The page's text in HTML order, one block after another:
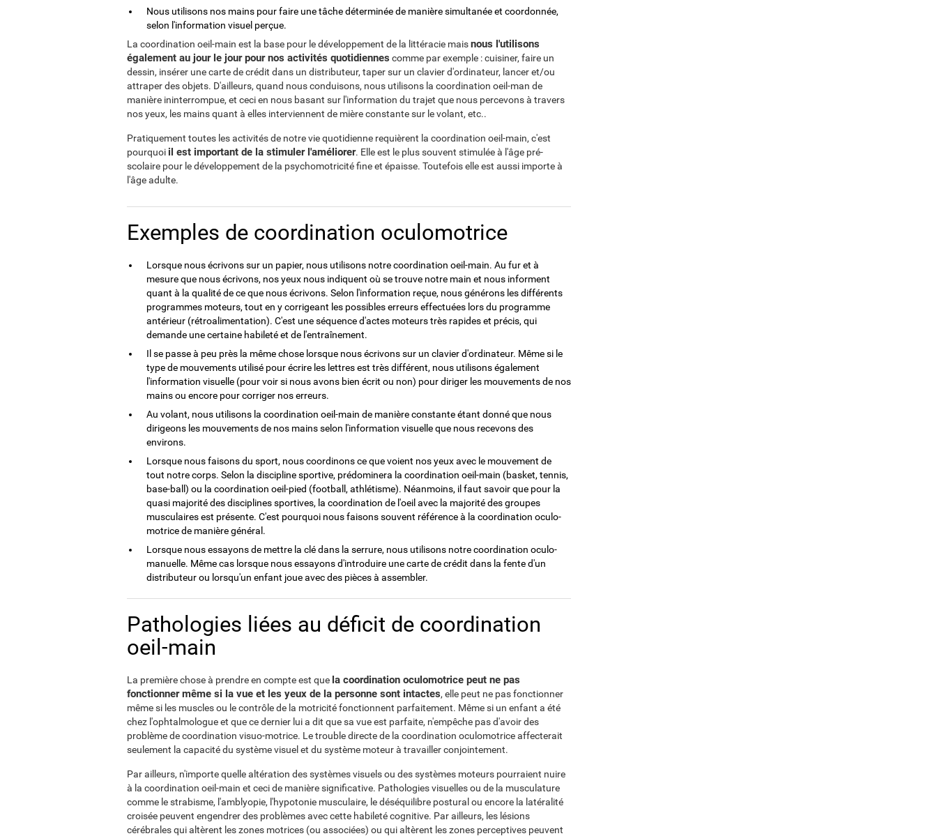
Nous utilisons nos mains pour faire une tâche déterminée de manière simultanée et coordonnée,
selon l'information visuel perçue.
La coordination oeil-main est la base pour le développement de la littéracie maisnous l'utilisons
également au jour le jour pour nos activités quotidiennes comme par exemple : cuisiner, faire un
dessin, insérer une carte de crédit dans un distributeur, taper sur un clavier d'ordinateur, lancer et/ou
attraper des objets. D'ailleurs, quand nous conduisons, nous utilisons la coordination oeil-man de
manière ininterrompue, et ceci en nous basant sur l'information du trajet que nous percevons à travers
nos yeux, les mains quant à elles interviennent de mière constante sur le volant, etc..
Pratiquement toutes les activités de notre vie quotidienne requièrent la coordination oeil-main, c'est
pourquoi il est important de la stimuler l'améliorer. Elle est le plus souvent stimulée à l'âge pré-
scolaire pour le développement de la psychomotricité fine et épaisse. Toutefois elle est aussi importe à
l'âge adulte.
Exemples de coordination oculomotrice
Lorsque nous écrivons sur un papier, nous utilisons notre coordination oeil-main. Au fur et à
mesure que nous écrivons, nos yeux nous indiquent où se trouve notre main et nous informent
quant à la qualité de ce que nous écrivons. Selon l'information reçue, nous générons les différents
programmes moteurs, tout en y corrigeant les possibles erreurs effectuées lors du programme
antérieur (rétroalimentation). C'est une séquence d'actes moteurs très rapides et précis, qui
demande une certaine habileté et de l'entraînement.
Il se passe à peu près la même chose lorsque nous écrivons sur un clavier d'ordinateur. Même si le
type de mouvements utilisé pour écrire les lettres est très différent, nous utilisons également
l'information visuelle (pour voir si nous avons bien écrit ou non) pour diriger les mouvements de nos
mains ou encore pour corriger nos erreurs.
Au volant, nous utilisons la coordination oeil-main de manière constante étant donné que nous
dirigeons les mouvements de nos mains selon l'information visuelle que nous recevons des
environs.
Lorsque nous faisons du sport, nous coordinons ce que voient nos yeux avec le mouvement de
tout notre corps. Selon la discipline sportive, prédominera la coordination oeil-main (basket, tennis,
base-ball) ou la coordination oeil-pied (football, athlétisme). Néanmoins, il faut savoir que pour la
quasi majorité des disciplines sportives, la coordination de l'oeil avec la majorité des groupes
musculaires est présente. C'est pourquoi nous faisons souvent référence à la coordination oculo-
motrice de manière général.
Lorsque nous essayons de mettre la clé dans la serrure, nous utilisons notre coordination oculo-
manuelle. Même cas lorsque nous essayons d'introduire une carte de crédit dans la fente d'un
distributeur ou lorsqu'un enfant joue avec des pièces à assembler.
Pathologies liées au déficit de coordination
oeil-main
La première chose à prendre en compte est que la coordination oculomotrice peut ne pas
fonctionner même si la vue et les yeux de la personne sont intactes, elle peut ne pas fonctionner
même si les muscles ou le contrôle de la motricité fonctionnent parfaitement. Même si un enfant a été
chez l'ophtalmologue et que ce dernier lui a dit que sa vue est parfaite, n'empêche pas d'avoir des
problème de coordination visuo-motrice. Le trouble directe de la coordination oculomotrice affecterait
seulement la capacité du système visuel et du système moteur à travailler conjointement.
Par ailleurs, n'importe quelle altération des systèmes visuels ou des systèmes moteurs pourraient nuire
à la coordination oeil-main et ceci de manière significative. Pathologies visuelles ou de la musculature
comme le strabisme, l'amblyopie, l'hypotonie musculaire, le déséquilibre postural ou encore la latéralité
croisée peuvent engendrer des problèmes avec cette habileté cognitive. Par ailleurs, les lésions
cérébrales qui altèrent les zones motrices (ou associées) ou qui altèrent les zones perceptives peuvent